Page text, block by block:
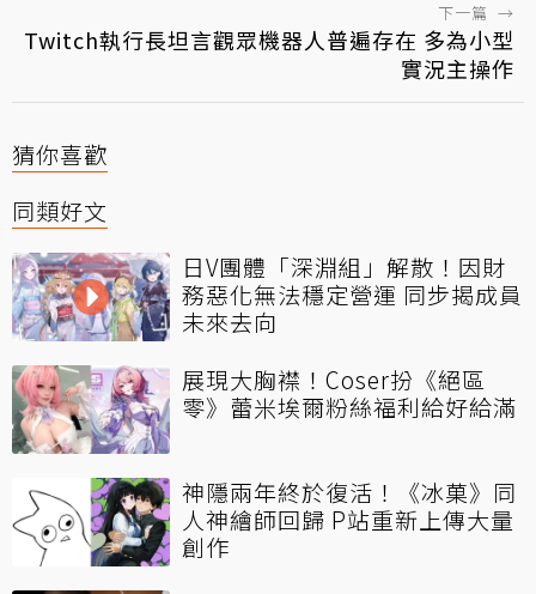
下一篇 →
Twitch執行長坦言觀眾機器人普遍存在 多為小型
實況主操作
猜你喜歡
同類好文
日V團體「深淵組」解散！因財
務惡化無法穩定營運 同步揭成員
未來去向
展現大胸襟！Coser扮《絕區
零》蕾米埃爾粉絲福利給好給滿
神隱兩年終於復活！《冰菓》同
人神繪師回歸 P站重新上傳大量
創作